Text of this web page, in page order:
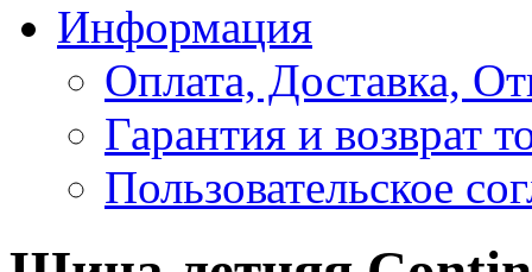
Информация
Оплата, Доставка,
Гарантия и возврат
Пользовательское